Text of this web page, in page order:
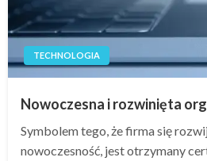
TECHNOLOGIA
Nowoczesna i rozwinięta
Symbolem tego, że firma się
nowoczesność, jest otrzymany